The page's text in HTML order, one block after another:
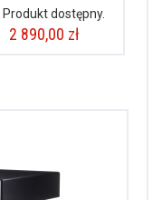
Produkt dostępny.
2 890,00 zł